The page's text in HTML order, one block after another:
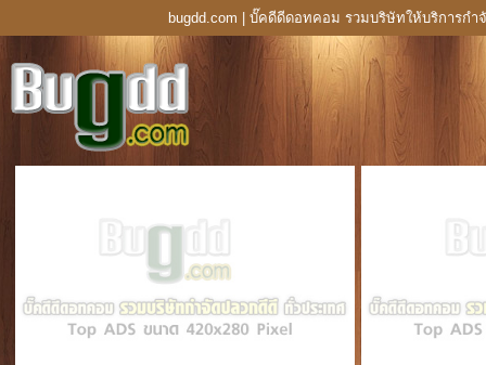
bugdd.com | บั๊คดีดีดอทคอม รวมบริษัทให้บริการกำ